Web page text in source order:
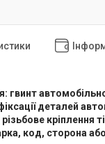
гвинт
деталей
код, сторона або